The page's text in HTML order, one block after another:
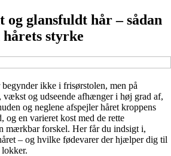
og glansfuldt hår – sådan
styrke
ikke i frisørstolen, men på
vækst og udseende afhænger i høj grad af,
og neglene afspejler håret kroppens
og en varieret kost med de rette
mærkbar forskel. Her får du indsigt i,
– og hvilke fødevarer der hjælper dig til